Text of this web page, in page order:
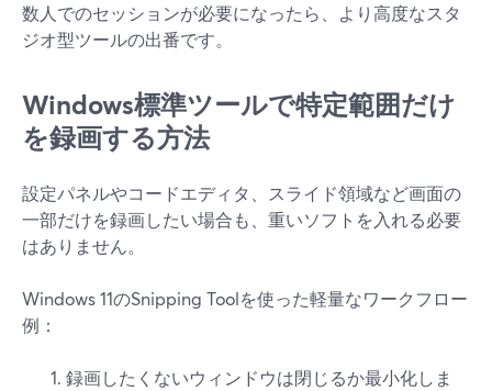
数人でのセッションが必要になったら、より高度なスタ
ジオ型ツールの出番です。
Windows標準ツールで特定範囲だけ
を録画する方法
設定パネルやコードエディタ、スライド領域など画面の
一部だけを録画したい場合も、重いソフトを入れる必要
はありません。
Windows 11のSnipping Toolを使った軽量なワークフロー
例：
録画したくないウィンドウは閉じるか最小化しま